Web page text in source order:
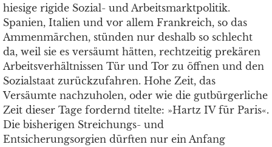
hiesige rigide Sozial- und Arbeitsmarktpolitik.
Spanien, Italien und vor allem Frankreich, so das
Ammenmärchen, stünden nur deshalb so schlecht
da, weil sie es versäumt hätten, rechtzeitig prekären
Arbeitsverhältnissen Tür und Tor zu öffnen und den
Sozialstaat zurückzufahren. Hohe Zeit, das
Versäumte nachzuholen, oder wie die gutbürgerliche
Zeit dieser Tage fordernd titelte: »Hartz IV für Paris«.
Die bisherigen Streichungs- und
Entsicherungsorgien dürften nur ein Anfang